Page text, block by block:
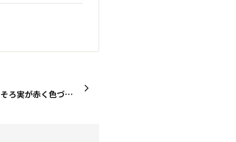
ご近所の南天の木。 そろそろ実が赤く色づいてきました♪ 発音から「難転」と読め、 「難を転じて福を成す」との意味合いがあり よくおせちのお飾りに使われます♬ が‼️ この実には毒がありますから 間違っても食べませんように‼️ （南天全体が有毒です！）